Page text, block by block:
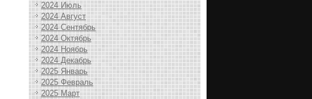
2024 Июль
2024 Август
2024 Сентябрь
2024 Октябрь
2024 Ноябрь
2024 Декабрь
2025 Январь
2025 Февраль
2025 Март